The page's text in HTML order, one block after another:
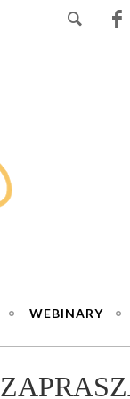
WEBINARY